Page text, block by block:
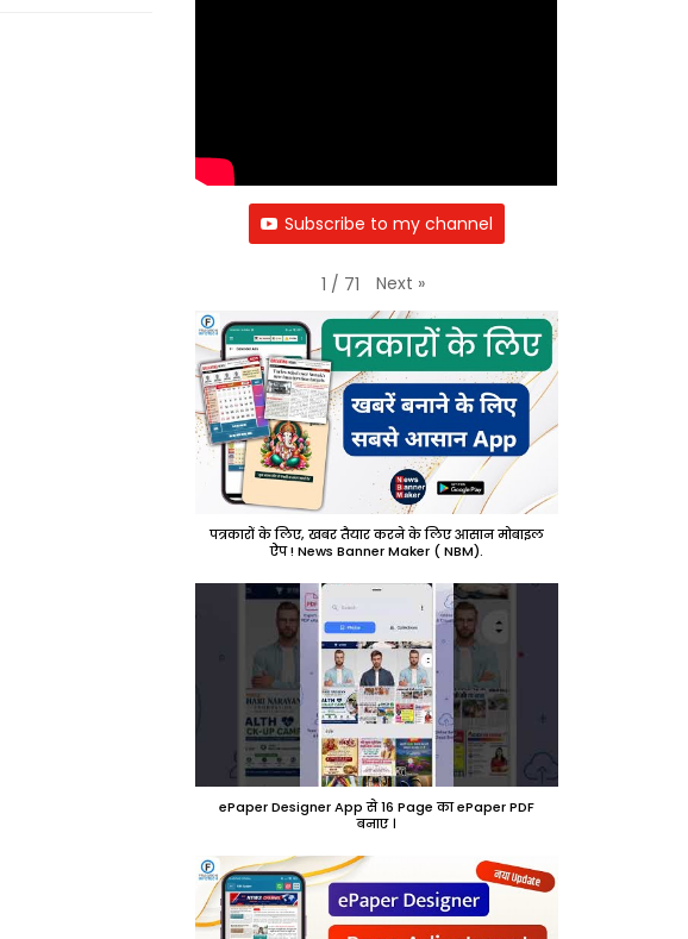
Subscribe to my channel
1 / 71 Next »
पत्रकारों के लिए, खबर तैयार करने के लिए आसान मोबाइल
ऐप ! News Banner Maker ( NBM).
ePaper Designer App से 16 Page का ePaper PDF
बनाए ।